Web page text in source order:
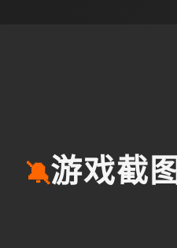
🔕游戏截图